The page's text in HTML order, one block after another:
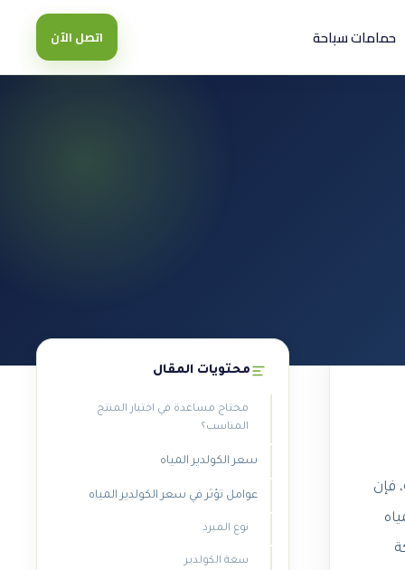
حمامات سباحة اتصل الآن
فإن
محتويات المقال
محتاج مساعدة في اختيار المنتج
المناسب؟
سعر الكولدير المياه
عوامل تؤثر في سعر الكولدير المياه
نوع المبرد
سعة الكولدير